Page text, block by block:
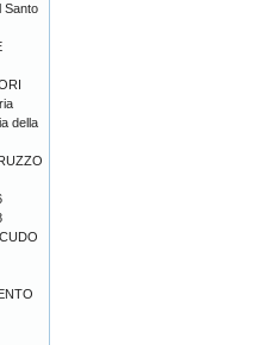
Santo
della